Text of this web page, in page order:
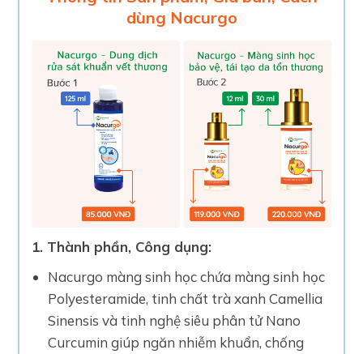
dùng Nacurgo
1. Thành phần, Công dụng:
Nacurgo màng sinh học chứa màng sinh học
Polyesteramide, tinh chất trà xanh Camellia
Sinensis và tinh nghệ siêu phân tử Nano
Curcumin giúp ngăn nhiễm khuẩn, chống